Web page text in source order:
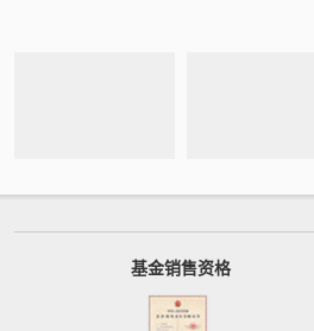
基金销售资格